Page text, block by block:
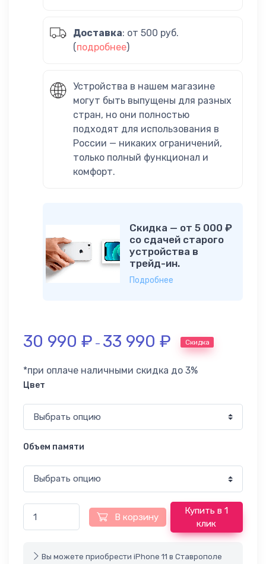
Доставка: от 500 руб.
(подробнее)
Устройства в нашем магазине
могут быть выпущены для разных
стран, но они полностью
подходят для использования в
России — никаких ограничений,
только полный функционал и
комфорт.
Скидка — от 5 000 ₽
со сдачей старого
устройства в
трейд-ин.
Подробнее
30 990 ₽ – 33 990 ₽ Скидка
*при оплаче наличными скидка до 3%
Цвет
Объем памяти
В корзину
Купить в 1
клик
Вы можете приобрести iPhone 11 в Ставрополе